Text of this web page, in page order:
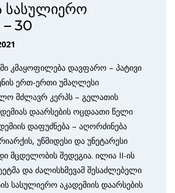
სასულიერო
– 30
კმაყოფილება დავფარო – პატივი
ერთ-ერთი უმაღლესი
მძლავრ კერპს – გელათის
დაარსების ოცდაათი წელი
დაფუძნება – აღორძინება
უწმიდესი და უნეტარესი
მცდელობის შედეგია. ილია II-ის
და ძალისხმევამ შესაძლებელი
სასულიერო აკადემიის დაარსების